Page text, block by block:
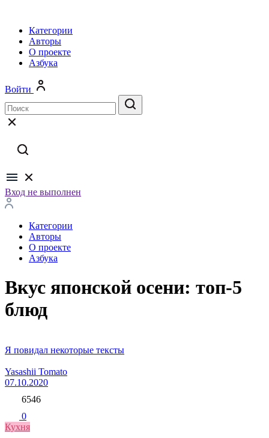
Категории
Авторы
О проекте
Азбука
Войти
Вход не выполнен
Категории
Авторы
О проекте
Азбука
Вкус японской осени: топ-5
блюд
Я повидал некоторые тексты
Yasashii Tomato
07.10.2020
6546
0
Кухня